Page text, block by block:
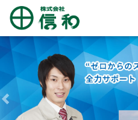
Previous